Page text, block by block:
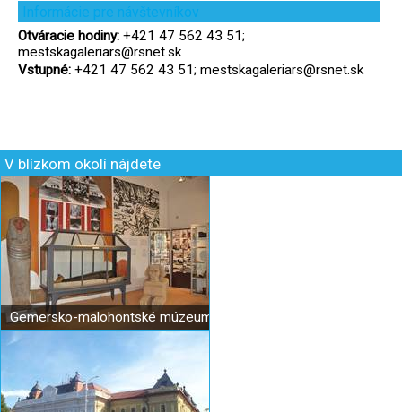
Informácie pre návštevníkov
Otváracie hodiny: +421 47 562 43 51;
mestskagaleriars@rsnet.sk
Vstupné: +421 47 562 43 51; mestskagaleriars@rsnet.sk
V blízkom okolí nájdete
Gemersko-malohontské múzeum